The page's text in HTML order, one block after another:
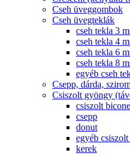
Cseh üveggombok
Cseh üvegteklák
cseh tekla 3
cseh tekla 4
cseh tekla 6
cseh tekla 8
egyéb cseh
Csepp, dárda,
Csiszolt gyöngy
csiszolt bicone
csepp
donut
egyéb
kerek